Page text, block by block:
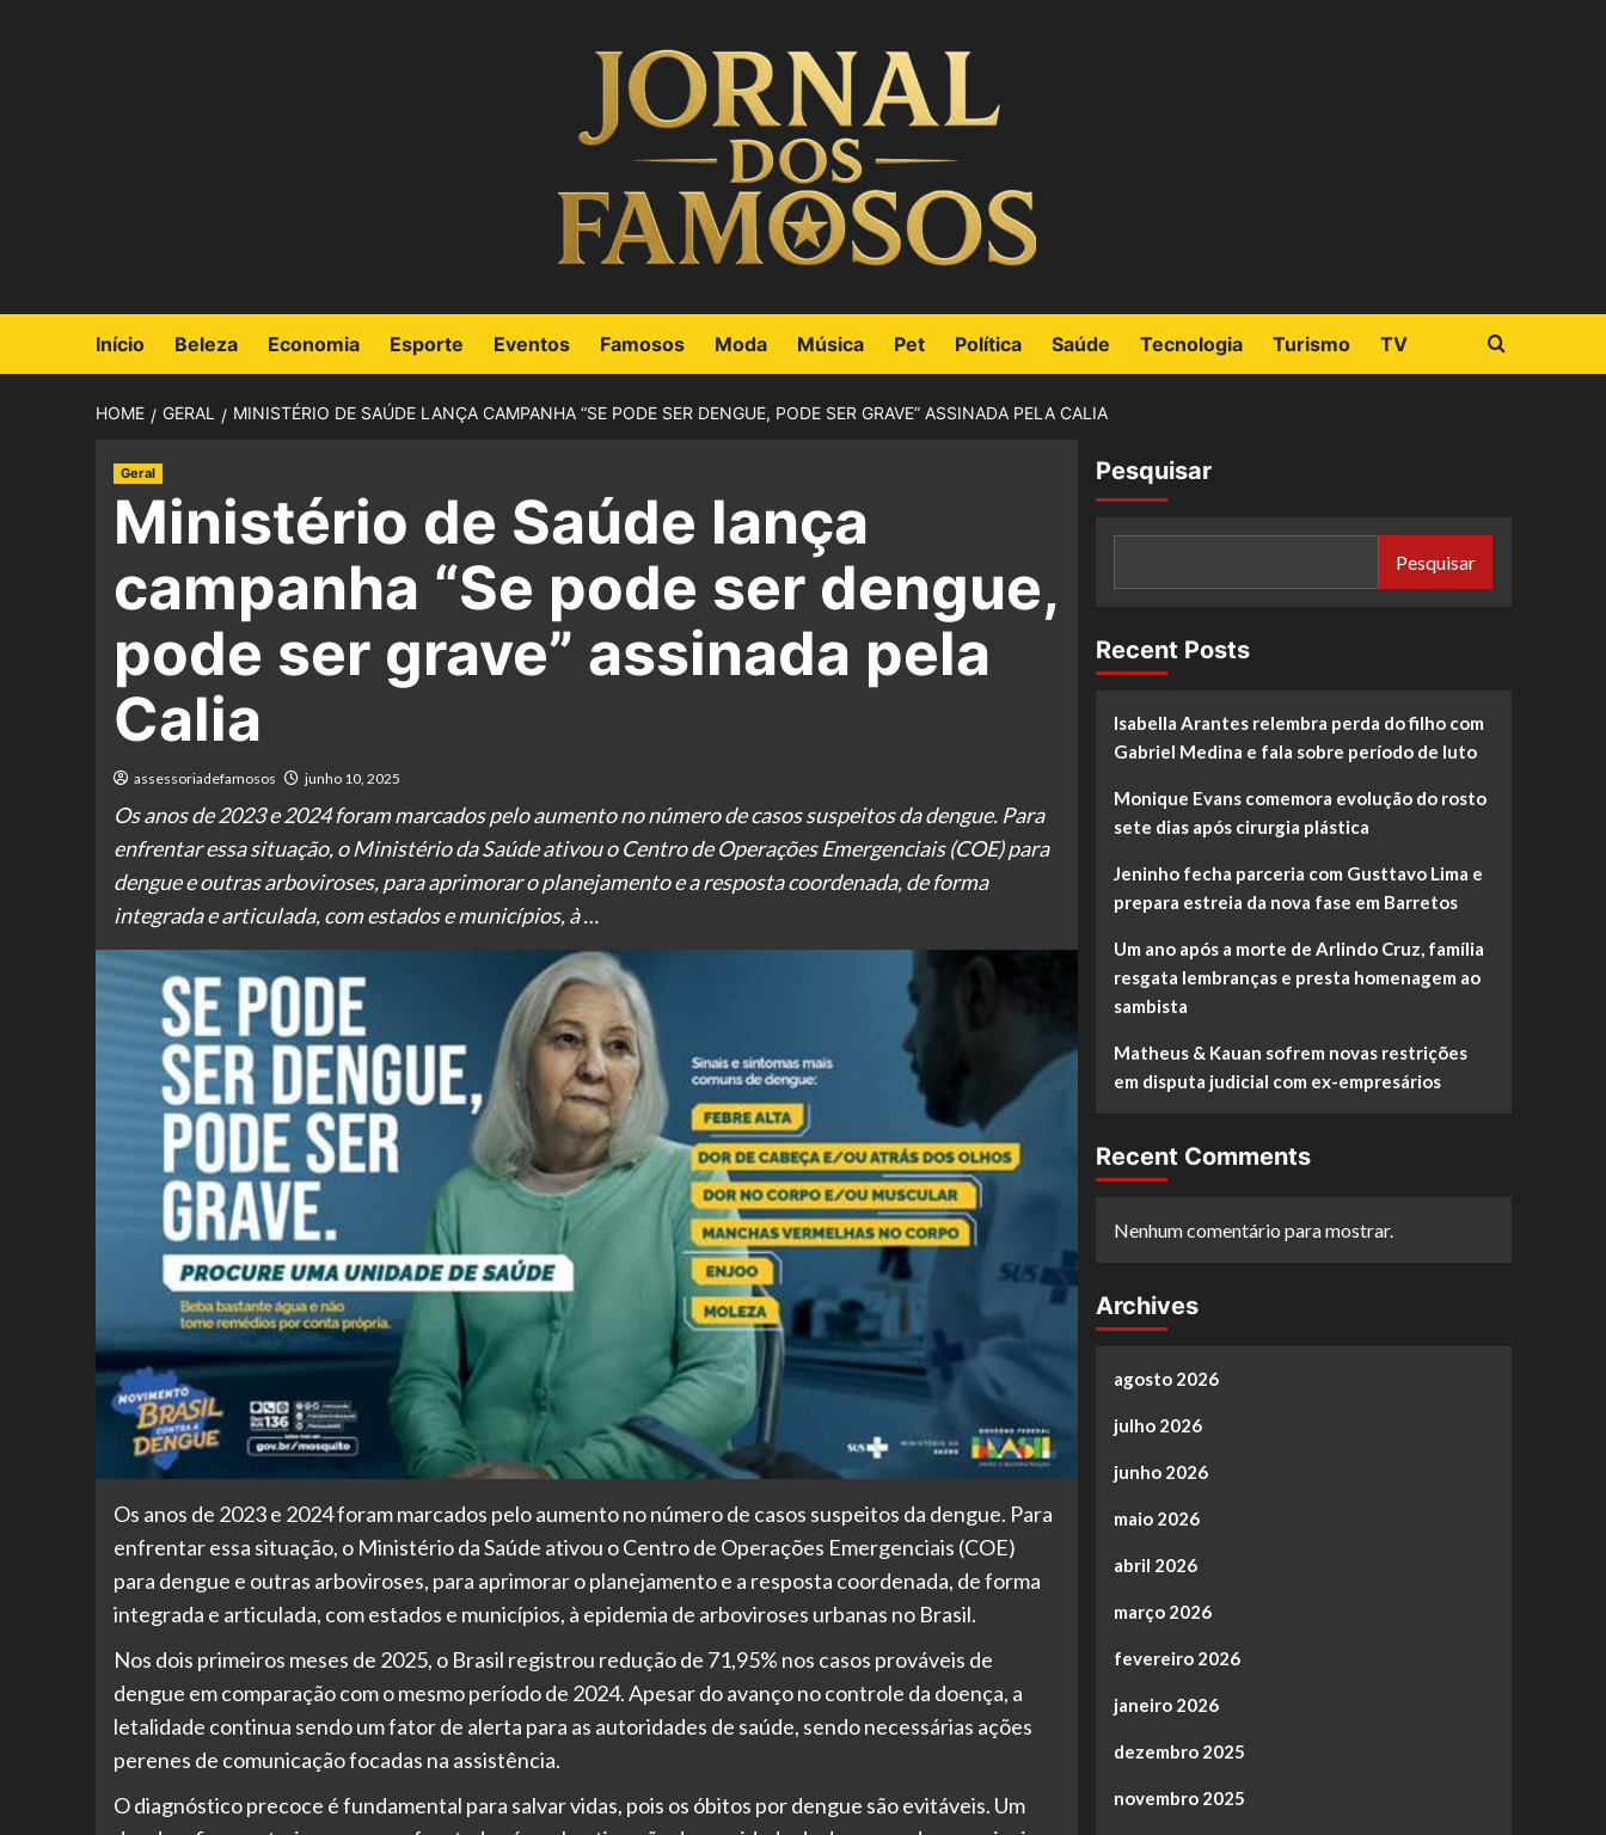
Início Beleza Economia Esporte Eventos Famosos Moda Música Pet Política Saúde Tecnologia Turismo TV
HOME GERAL MINISTÉRIO DE SAÚDE LANÇA CAMPANHA “SE PODE SER DENGUE, PODE SER GRAVE” ASSINADA PELA CALIA
Geral
Ministério de Saúde lança
campanha “Se pode ser dengue,
pode ser grave” assinada pela
Calia
assessoriadefamosos junho 10, 2025
Os anos de 2023 e 2024 foram marcados pelo aumento no número de casos suspeitos da dengue. Para
enfrentar essa situação, o Ministério da Saúde ativou o Centro de Operações Emergenciais (COE) para
dengue e outras arboviroses, para aprimorar o planejamento e a resposta coordenada, de forma
integrada e articulada, com estados e municípios, à …
Os anos de 2023 e 2024 foram marcados pelo aumento no número de casos suspeitos da dengue. Para
enfrentar essa situação, o Ministério da Saúde ativou o Centro de Operações Emergenciais (COE)
para dengue e outras arboviroses, para aprimorar o planejamento e a resposta coordenada, de forma
integrada e articulada, com estados e municípios, à epidemia de arboviroses urbanas no Brasil.
Nos dois primeiros meses de 2025, o Brasil registrou redução de 71,95% nos casos prováveis de
dengue em comparação com o mesmo período de 2024. Apesar do avanço no controle da doença, a
letalidade continua sendo um fator de alerta para as autoridades de saúde, sendo necessárias ações
perenes de comunicação focadas na assistência.
O diagnóstico precoce é fundamental para salvar vidas, pois os óbitos por dengue são evitáveis. Um
Pesquisar
Pesquisar
Recent Posts
Isabella Arantes relembra perda do filho com
Gabriel Medina e fala sobre período de luto
Monique Evans comemora evolução do rosto
sete dias após cirurgia plástica
Jeninho fecha parceria com Gusttavo Lima e
prepara estreia da nova fase em Barretos
Um ano após a morte de Arlindo Cruz, família
resgata lembranças e presta homenagem ao
sambista
Matheus & Kauan sofrem novas restrições
em disputa judicial com ex-empresários
Recent Comments
Nenhum comentário para mostrar.
Archives
agosto 2026
julho 2026
junho 2026
maio 2026
abril 2026
março 2026
fevereiro 2026
janeiro 2026
dezembro 2025
novembro 2025